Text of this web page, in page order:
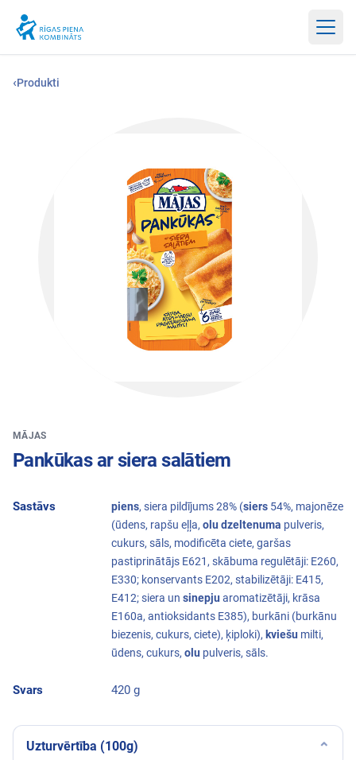
‹Produkti
MĀJAS
Pankūkas ar siera salātiem
Sastāvs piens, siera pildījums 28% (siers 54%, majonēze
(ūdens, rapšu eļļa, olu dzeltenuma pulveris,
cukurs, sāls, modificēta ciete, garšas
pastiprinātājs E621, skābuma regulētāji: E260,
E330; konservants E202, stabilizētāji: E415,
E412; siera un sinepju aromatizētāji, krāsa
E160a, antioksidants E385), burkāni (burkānu
biezenis, cukurs, ciete), ķiploki), kviešu milti,
ūdens, cukurs, olu pulveris, sāls.
Svars 420 g
Uzturvērtība (100g) ⌄